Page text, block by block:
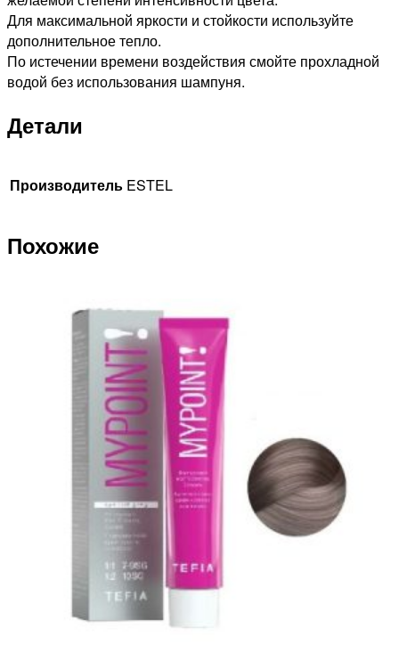
Для максимальной яркости и стойкости используйте
дополнительное тепло.
По истечении времени воздействия смойте прохладной
водой без использования шампуня.
Детали
Производитель ESTEL
Похожие